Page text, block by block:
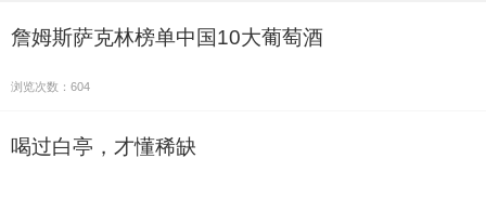
詹姆斯萨克林榜单中国10大葡萄酒
浏览次数：604
喝过白亭，才懂稀缺